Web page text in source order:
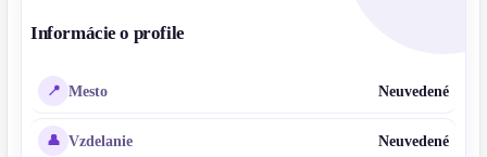
Informácie o profile
Mesto Neuvedené
Vzdelanie Neuvedené